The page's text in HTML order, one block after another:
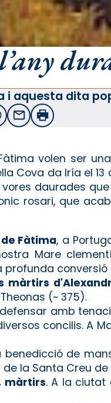
i aquesta dita
EmailImprimir
volen ser
Cova da Iría el 13
daurades
rosari, que
Fàtima, a
Mare
conversió
màrtirs
(~ 375).
amb
concilis. A
benedicció de
la Santa Creu
màrtirs. A la ciutat